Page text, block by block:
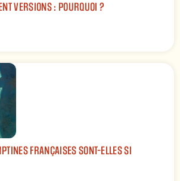
VERSIONS : POURQUOI ?
FRANÇAISES SONT-ELLES SI